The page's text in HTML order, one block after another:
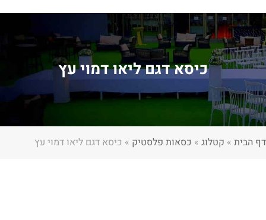
כיסא דגם ליאו דמוי עץ
דף הבית » קטלוג » כסאות פלסטיק » כיסא דגם ליאו דמוי עץ